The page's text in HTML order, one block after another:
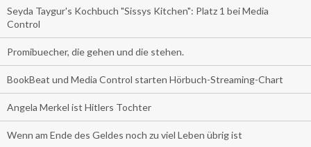
Seyda Taygur's Kochbuch "Sissys Kitchen": Platz 1 bei Media
Control
Promibuecher, die gehen und die stehen.
BookBeat und Media Control starten Hörbuch-Streaming-Chart
Angela Merkel ist Hitlers Tochter
Wenn am Ende des Geldes noch zu viel Leben übrig ist